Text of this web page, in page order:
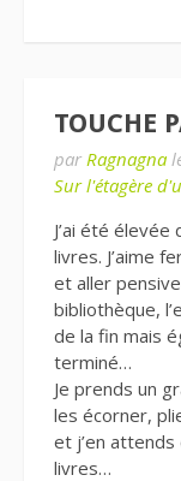
TOUCHE
par Ragnagna
Sur l'étagère
J’ai été
livres. J’aime
et aller
bibliothèque,
de la fin mais
terminé…
Je prends un
les écorner,
et j’en
livres…